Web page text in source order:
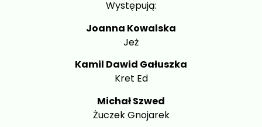
Występują:
Joanna Kowalska
Jeż
Kamil Dawid Gałuszka
Kret Ed
Michał Szwed
Żuczek Gnojarek